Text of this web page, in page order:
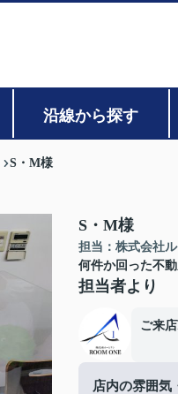
沿線から探す
S・M様
S・M様
担当：株式会社
何件か回った不
担当者より
ご来
店内の雰囲気